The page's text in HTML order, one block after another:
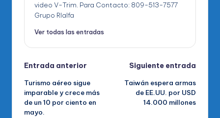
video V-Trim. Para Contacto: 809-513-7577
Grupo RIalfa
Ver todas las entradas
Navegación
de
entradas
Entrada anterior
Turismo aéreo sigue
imparable y crece más
de un 10 por ciento en
mayo.
Siguiente entrada
Taiwán espera armas
de EE.UU. por USD
14.000 millones